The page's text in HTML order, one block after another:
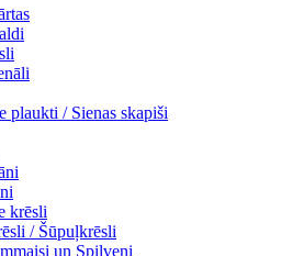
plaukti / Sienas skapiši
krēsli
/ Šūpuļkrēsli
un Spilveni